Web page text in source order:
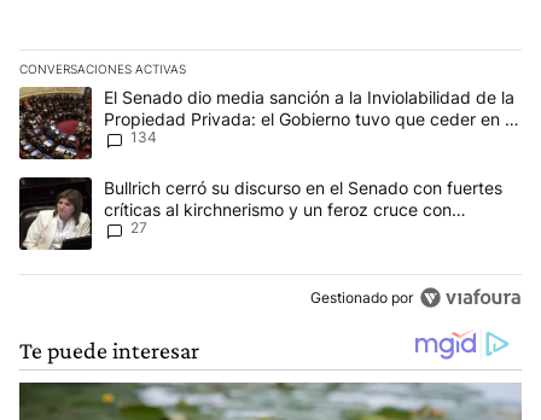
CONVERSACIONES ACTIVAS
Este listado muestra los artículos con más comentarios en los
Un artículo de tendencia con el título "El Senado dio media
El Senado dio media sanción a la Inviolabilidad de la
Propiedad Privada: el Gobierno tuvo que ceder en la
Ley del Manejo del Fuego
134
Un artículo de tendencia con el título "Bullrich cerró su discurso
Bullrich cerró su discurso en el Senado con fuertes
críticas al kirchnerismo y un feroz cruce con
Capitanich al que le gritó “¡cállate!”
27
Gestionado por